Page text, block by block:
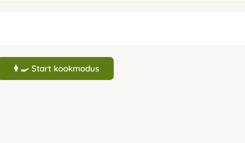
👩‍🍳 Start kookmodus